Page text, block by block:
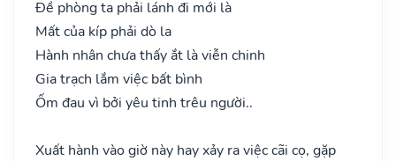
Đề phòng ta phải lánh đi mới là
Mất của kíp phải dò la
Hành nhân chưa thấy ắt là viễn chinh
Gia trạch lắm việc bất bình
Ốm đau vì bởi yêu tinh trêu người..
Xuất hành vào giờ này hay xảy ra việc cãi cọ, gặp